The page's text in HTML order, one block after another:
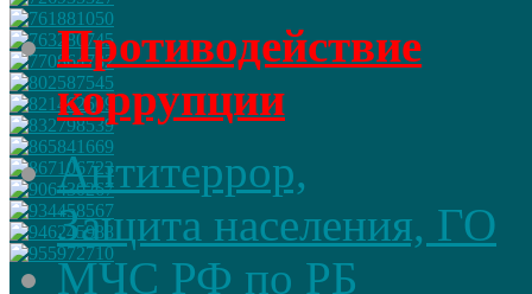
Противодействие
коррупции
Антитеррор,
Защита населения, ГО
МЧС РФ по РБ